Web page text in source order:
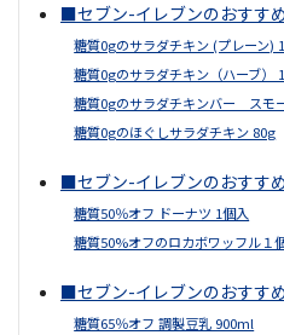
■セブン-イレブンのおすす
糖質0gのサラダチキン (プレーン)
糖質0gのサラダチキン（ハーブ）
糖質0gのサラダチキンバー スモ
糖質0gのほぐしサラダチキン 80g
■セブン-イレブンのおすす
糖質50％オフ ドーナツ 1個入
糖質50%オフのロカボワッフル１
■セブン-イレブンのおすす
糖質65％オフ 調製豆乳 900ml